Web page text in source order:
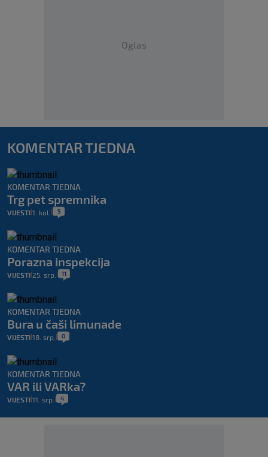
Oglas
KOMENTAR TJEDNA
KOMENTAR TJEDNA
Trg pet spremnika
VIJESTI 1. kol. 5
KOMENTAR TJEDNA
Porazna inspekcija
VIJESTI 25. srp. 11
KOMENTAR TJEDNA
Bura u čaši limunade
VIJESTI 18. srp. 0
KOMENTAR TJEDNA
VAR ili VARka?
VIJESTI 11. srp. 4